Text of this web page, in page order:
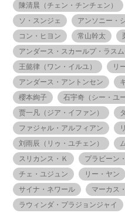
陳清晨（チェン・チンチェン）
ソ・スンジェ
アンソニー・
コン・ヒヨン
常山幹太
アンダース・スカールプ・ラス
王懿律（ワン・イルユ）
リ
アンダース・アントンセン
櫻本絢子
石宇奇（シー・ユー
贾一凡（ジア・イファン）
ファジャル・アルフィアン
刘雨辰（リゥ・ユチェン）
スリカンス・Ｋ
プラビーン
チェ・ユジュン
リー・ヤン
サイナ・ネワール
マーカス
ラウィンダ・プラジョンジャイ